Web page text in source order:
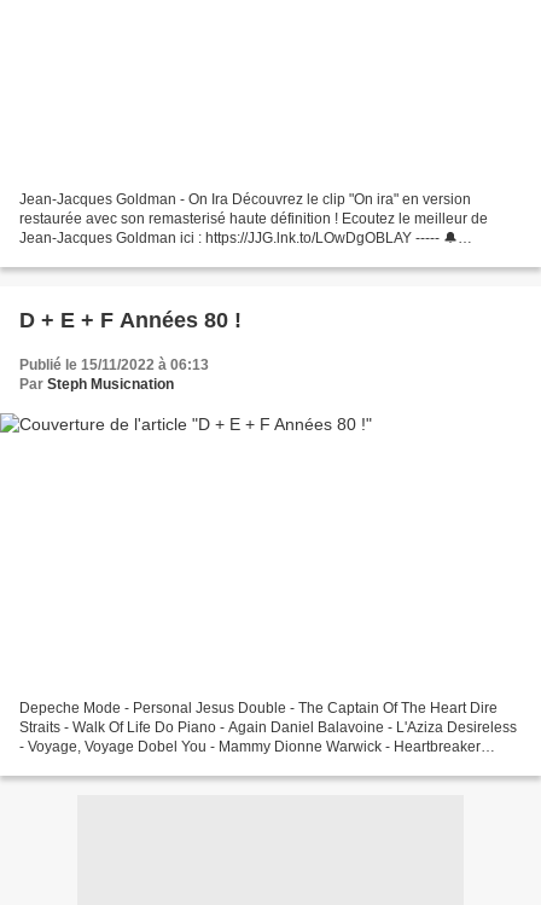
Jean-Jacques Goldman - On Ira Découvrez le clip "On ira" en version
restaurée avec son remasterisé haute définition ! Ecoutez le meilleur de
Jean-Jacques Goldman ici : https://JJG.lnk.to/LOwDgOBLAY ----- 🔔
D + E + F Années 80 !
Publié le 15/11/2022 à 06:13
Par Steph Musicnation
Depeche Mode - Personal Jesus Double - The Captain Of The Heart Dire
Straits - Walk Of Life Do Piano - Again Daniel Balavoine - L'Aziza Desireless
- Voyage, Voyage Dobel You - Mammy Dionne Warwick - Heartbreaker
christmas/1482137630...